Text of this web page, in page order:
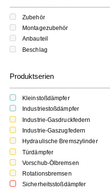
Zubehör
Montagezubehör
Anbauteil
Beschlag
Produktserien
Kleinstoßdämpfer
Industriestoßdämpfer
Industrie-Gasdruckfedern
Industrie-Gaszugfedern
Hydraulische Bremszylinder
Türdämpfer
Vorschub-Ölbremsen
Rotationsbremsen
Sicherheitsstoßdämpfer